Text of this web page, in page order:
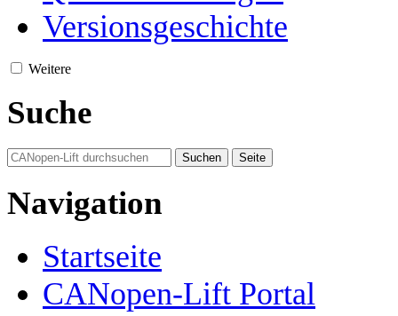
Versionsgeschichte
Weitere
Suche
Navigation
Startseite
CANopen-Lift Portal